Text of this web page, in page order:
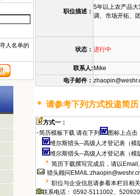
人名单的
职位描述：
5年以上农产品
调、市场开拓、
状态： 进行中
联系人: Mike
电子邮件：
＊ 请参考下列方式投递简历
方式一：
简历模板下载 请在下列
图标上点击
维尔斯猎头--高级人才登记表（模
维尔斯猎头--高级人才登记表（模
简历下载撰写完成后，请以
猎头顾问EMAIL:
职位与企业信息请参看本栏目相
联系电话： 0592-5111002、